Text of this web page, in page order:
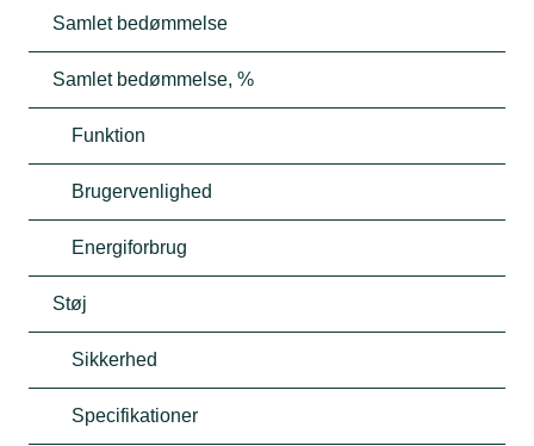
Samlet bedømmelse
Samlet bedømmelse, %
Funktion
Brugervenlighed
Energiforbrug
Støj
Sikkerhed
Specifikationer